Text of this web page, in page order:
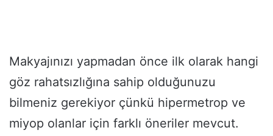
Makyajınızı yapmadan önce ilk olarak hangi
göz rahatsızlığına sahip olduğunuzu
bilmeniz gerekiyor çünkü hipermetrop ve
miyop olanlar için farklı öneriler mevcut.